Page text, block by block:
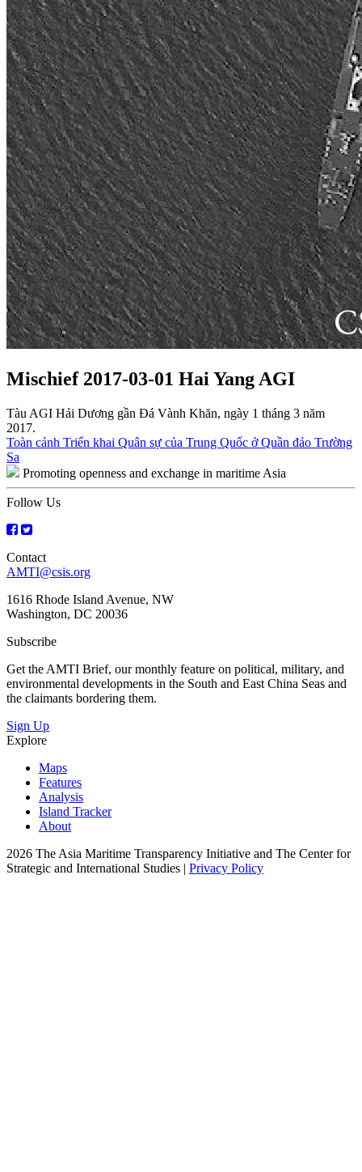
Mischief 2017-03-01 Hai Yang AGI
Tàu AGI Hải Dương gần Đá Vành Khăn, ngày 1 tháng 3 năm
2017.
Post
navigation
Toàn cảnh Triển khai Quân sự của Trung Quốc ở Quần đảo Trường
Sa
Promoting openness and exchange in maritime Asia
Follow Us
Contact
AMTI@csis.org
1616 Rhode Island Avenue, NW
Washington, DC 20036
Subscribe
Get the AMTI Brief, our monthly feature on political, military, and
environmental developments in the South and East China Seas and
the claimants bordering them.
Sign Up
Explore
Maps
Features
Analysis
Island Tracker
About
2026 The Asia Maritime Transparency Initiative and The Center for
Strategic and International Studies | Privacy Policy